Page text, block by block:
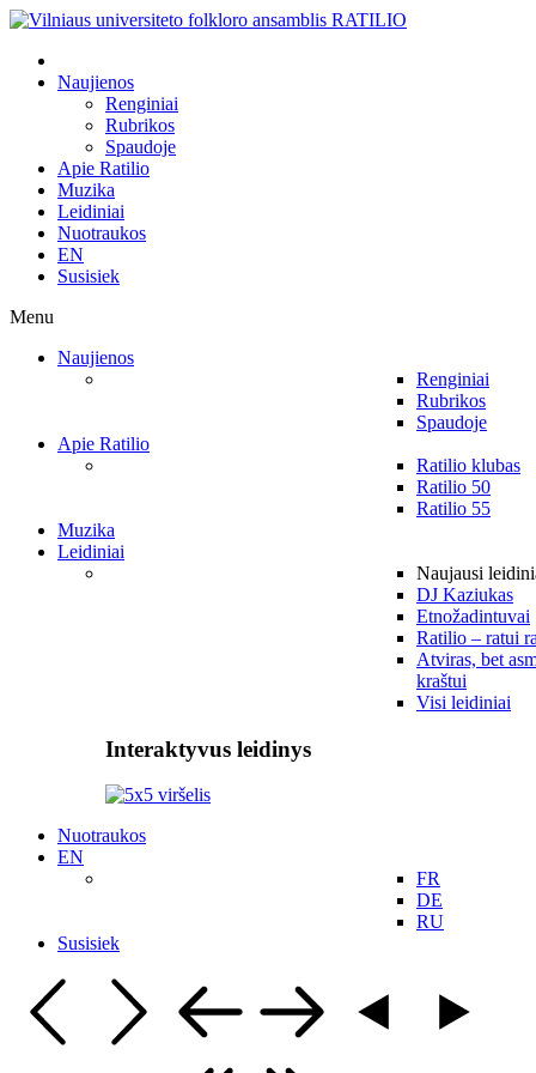
Naujienos
Renginiai
Rubrikos
Spaudoje
Apie Ratilio
Muzika
Leidiniai
Nuotraukos
EN
Susisiek
Menu
Naujienos
Renginiai
Rubrikos
Spaudoje
Apie Ratilio
Ratilio klubas
Ratilio 50
Ratilio 55
Muzika
Leidiniai
Naujausi
DJ Kaziukas
Etnožadintuvai
Ratilio – ratui
Atviras, bet
kraštui
Visi leidiniai
Interaktyvus leidinys
Nuotraukos
EN
FR
DE
RU
Susisiek